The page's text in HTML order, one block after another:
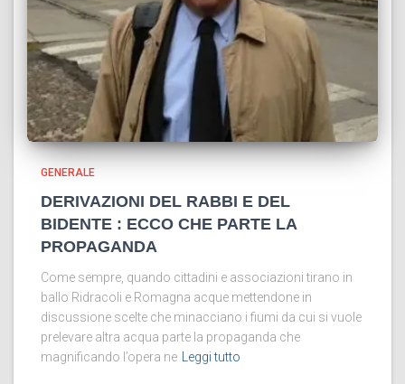
GENERALE
DERIVAZIONI DEL RABBI E DEL
BIDENTE : ECCO CHE PARTE LA
PROPAGANDA
Come sempre, quando cittadini e associazioni tirano in
ballo Ridracoli e Romagna acque mettendone in
discussione scelte che minacciano i fiumi da cui si vuole
prelevare altra acqua parte la propaganda che
magnificando l’opera ne
Leggi tutto